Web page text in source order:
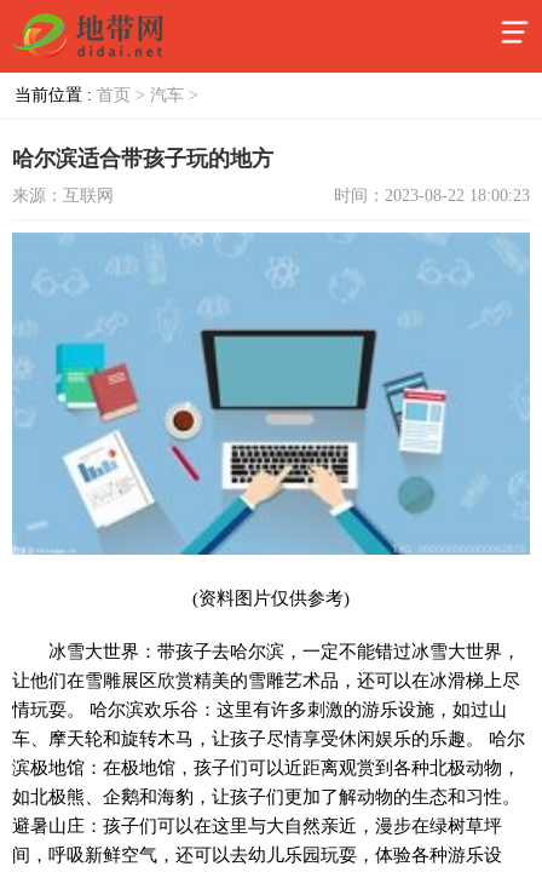
当前位置 : 首页 > 汽车 >
哈尔滨适合带孩子玩的地方
来源：互联网 时间：2023-08-22 18:00:23
(资料图片仅供参考)
冰雪大世界：带孩子去哈尔滨，一定不能错过冰雪大世界，
让他们在雪雕展区欣赏精美的雪雕艺术品，还可以在冰滑梯上尽
情玩耍。 哈尔滨欢乐谷：这里有许多刺激的游乐设施，如过山
车、摩天轮和旋转木马，让孩子尽情享受休闲娱乐的乐趣。 哈尔
滨极地馆：在极地馆，孩子们可以近距离观赏到各种北极动物，
如北极熊、企鹅和海豹，让孩子们更加了解动物的生态和习性。
避暑山庄：孩子们可以在这里与大自然亲近，漫步在绿树草坪
间，呼吸新鲜空气，还可以去幼儿乐园玩耍，体验各种游乐设